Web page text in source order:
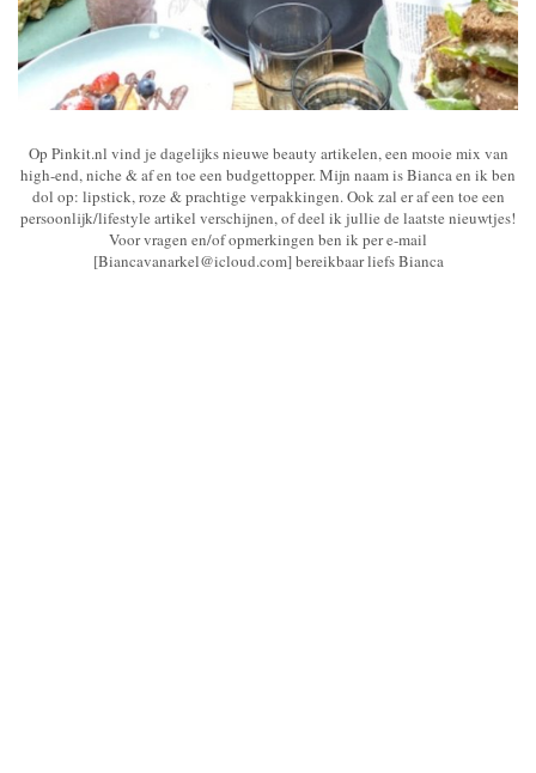
Op Pinkit.nl vind je dagelijks nieuwe beauty artikelen, een mooie mix van
high-end, niche & af en toe een budgettopper. Mijn naam is Bianca en ik ben
dol op: lipstick, roze & prachtige verpakkingen. Ook zal er af een toe een
persoonlijk/lifestyle artikel verschijnen, of deel ik jullie de laatste nieuwtjes!
Voor vragen en/of opmerkingen ben ik per e-mail
[Biancavanarkel@icloud.com] bereikbaar liefs Bianca